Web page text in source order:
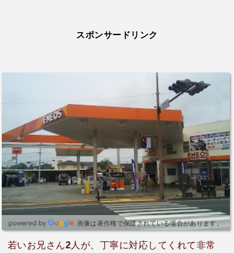
スポンサードリンク
画像は著作権で保護されている場合があります。
若いお兄さん2人が、丁寧に対応してくれて非常